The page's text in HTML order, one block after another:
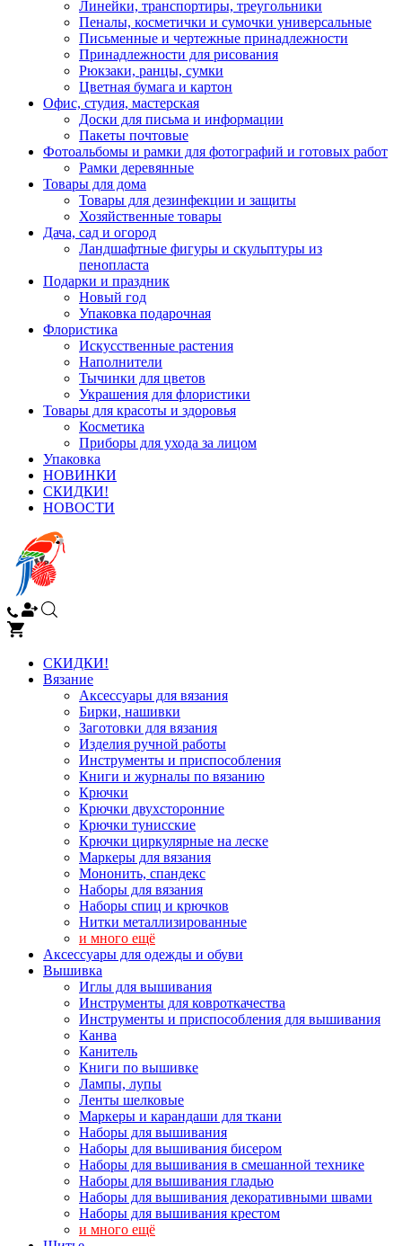
Линейки, транспортиры, треугольники
Пеналы, косметички и сумочки универсальные
Письменные и чертежные принадлежности
Принадлежности для рисования
Рюкзаки, ранцы, сумки
Цветная бумага и картон
Офис, студия, мастерская
Доски для письма и информации
Пакеты почтовые
Фотоальбомы и рамки для фотографий и готовых работ
Рамки деревянные
Товары для дома
Товары для дезинфекции и защиты
Хозяйственные товары
Дача, сад и огород
Ландшафтные фигуры и скульптуры из
пенопласта
Подарки и праздник
Новый год
Упаковка подарочная
Флористика
Искусственные растения
Наполнители
Тычинки для цветов
Украшения для флористики
Товары для красоты и здоровья
Косметика
Приборы для ухода за лицом
Упаковка
НОВИНКИ
СКИДКИ!
НОВОСТИ
СКИДКИ!
Вязание
Аксессуары для вязания
Бирки, нашивки
Заготовки для вязания
Изделия ручной работы
Инструменты и приспособления
Книги и журналы по вязанию
Крючки
Крючки двухсторонние
Крючки тунисские
Крючки циркулярные на леске
Маркеры для вязания
Мононить, спандекс
Наборы для вязания
Наборы спиц и крючков
Нитки металлизированные
и много ещё
Аксессуары для одежды и обуви
Вышивка
Иглы для вышивания
Инструменты для ковроткачества
Инструменты и приспособления для вышивания
Канва
Канитель
Книги по вышивке
Лампы, лупы
Ленты шелковые
Маркеры и карандаши для ткани
Наборы для вышивания
Наборы для вышивания бисером
Наборы для вышивания в смешанной технике
Наборы для вышивания гладью
Наборы для вышивания декоративными швами
Наборы для вышивания крестом
и много ещё